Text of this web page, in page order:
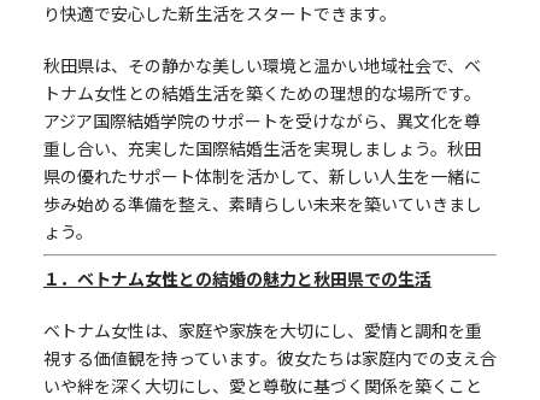
り快適で安心した新生活をスタートできます。
秋田県は、その静かな美しい環境と温かい地域社会で、ベ
トナム女性との結婚生活を築くための理想的な場所です。
アジア国際結婚学院のサポートを受けながら、異文化を尊
重し合い、充実した国際結婚生活を実現しましょう。秋田
県の優れたサポート体制を活かして、新しい人生を一緒に
歩み始める準備を整え、素晴らしい未来を築いていきまし
ょう。
１．ベトナム女性との結婚の魅力と秋田県での生活
ベトナム女性は、家庭や家族を大切にし、愛情と調和を重
視する価値観を持っています。彼女たちは家庭内での支え合
いや絆を深く大切にし、愛と尊敬に基づく関係を築くこと